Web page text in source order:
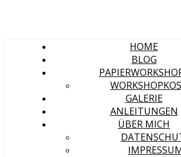
HOME
BLOG
GALERIE
ANLEITUNGEN
ÜBER MICH